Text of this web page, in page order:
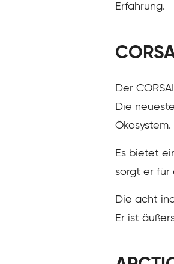
Erfahrung.
Der
Die
Ökosystem.
Es bietet
sorgt er für
Die acht
Er ist